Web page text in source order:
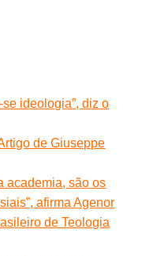
ideologia”, diz o
de Giuseppe
academia, são os
afirma Agenor
de Teologia